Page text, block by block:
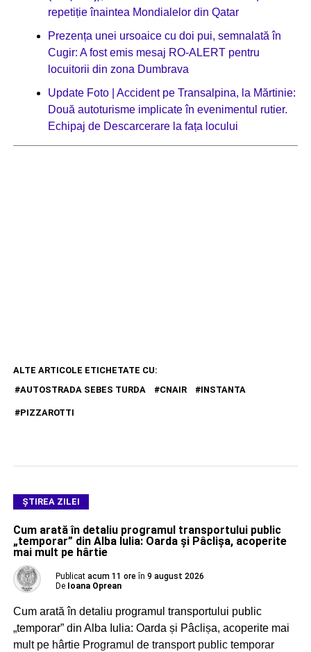
repetiție înaintea Mondialelor din Qatar
Prezența unei ursoaice cu doi pui, semnalată în
Cugir: A fost emis mesaj RO-ALERT pentru
locuitorii din zona Dumbrava
Update Foto | Accident pe Transalpina, la Mărtinie:
Două autoturisme implicate în evenimentul rutier.
Echipaj de Descarcerare la fața locului
ALTE ARTICOLE ETICHETATE CU:
AUTOSTRADA SEBES TURDA
CNAIR INSTANTA
PIZZAROTTI
ŞTIREA ZILEI
Cum arată în detaliu programul transportului public
„temporar” din Alba Iulia: Oarda și Pâclișa, acoperite
mai mult pe hârtie
Publicat acum 11 ore în 9 august 2026
De Ioana Oprean
Cum arată în detaliu programul transportului public
„temporar” din Alba Iulia: Oarda și Pâclișa, acoperite mai
mult pe hârtie Programul de transport public temporar